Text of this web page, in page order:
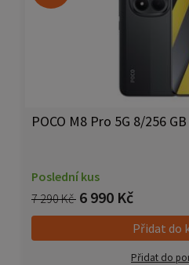
POCO M8 Pro 5G 8/256
Poslední kus
7 290 Kč 6 990 Kč
Přidat do
Přidat do